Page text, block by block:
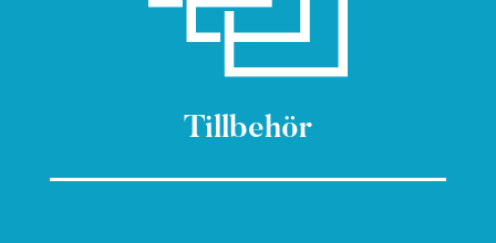
Tillbehör